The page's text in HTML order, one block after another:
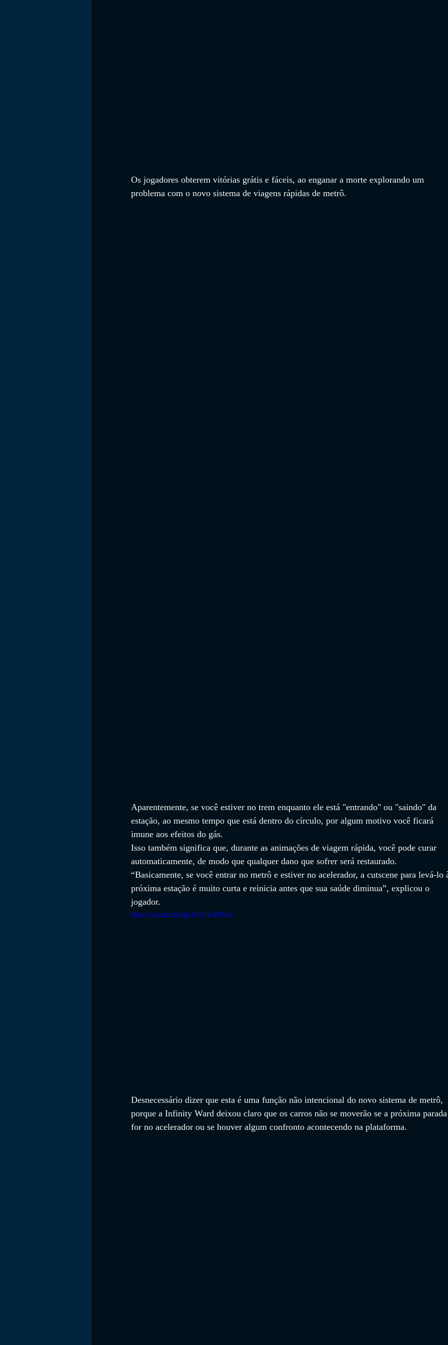
Os jogadores obterem vitórias grátis e fáceis, ao enganar a morte explorando um
problema com o novo sistema de viagens rápidas de metrô.
Aparentemente, se você estiver no trem enquanto ele está "entrando" ou "saindo" da
estação, ao mesmo tempo que está dentro do círculo, por algum motivo você ficará
imune aos efeitos do gás.
Isso também significa que, durante as animações de viagem rápida, você pode curar
automaticamente, de modo que qualquer dano que sofrer será restaurado.
“Basicamente, se você entrar no metrô e estiver no acelerador, a cutscene para levá-lo
próxima estação é muito curta e reinicia antes que sua saúde diminua”, explicou o
jogador.
https://youtu.be/rgOy1CwBNxo
Desnecessário dizer que esta é uma função não intencional do novo sistema de metrô,
porque a Infinity Ward deixou claro que os carros não se moverão se a próxima
for no acelerador ou se houver algum confronto acontecendo na plataforma.